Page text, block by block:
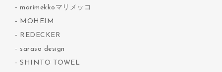
marimekkoマリメッコ
MOHEIM
REDECKER
sarasa design
SHINTO TOWEL